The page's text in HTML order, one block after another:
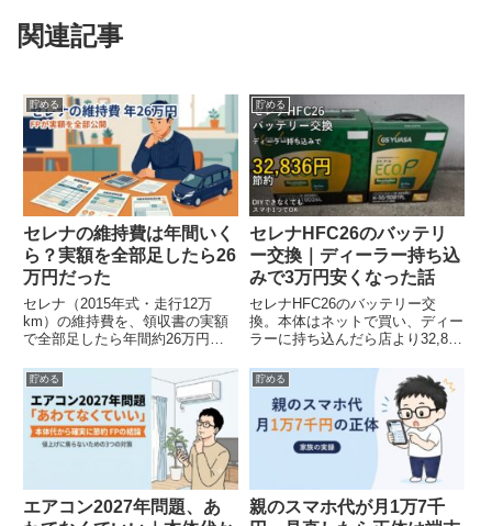
関連記事
貯める
セレナの維持費は年間いく
ら？実額を全部足したら26
万円だった
セレナ（2015年式・走行12万
km）の維持費を、領収書の実額
で全部足したら年間約26万円で
税・ガソリンの内訳と、相場試算
より安くなった差の正体をFPが
解説します。
貯める
セレナHFC26のバッテリ
ー交換｜ディーラー持ち込
みで3万円安くなった話
セレナHFC26のバッテリー交
換。本体はネットで買い、ディー
ラーに持ち込んだら店より32,836
然違う実額比較と、DIYできない
人でもできた手順を解説します。
貯める
エアコン2027年問題、あ
貯める
親のスマホ代が月1万7千